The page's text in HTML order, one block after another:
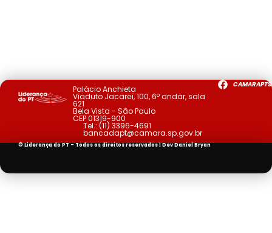
Palácio Anchieta
Viaduto Jacareí, 100, 6º andar, sala
621
Bela Vista - São Paulo
CEP 01319-900
Tel.: (11) 3396-4691
bancadapt@camara.sp.gov.br
© Liderança do PT - Todos os direitos reservados | DevDaniel Bryan